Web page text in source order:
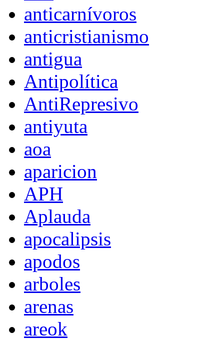
anticarnívoros
anticristianismo
antigua
Antipolítica
AntiRepresivo
antiyuta
aoa
aparicion
APH
Aplauda
apocalipsis
apodos
arboles
arenas
areok